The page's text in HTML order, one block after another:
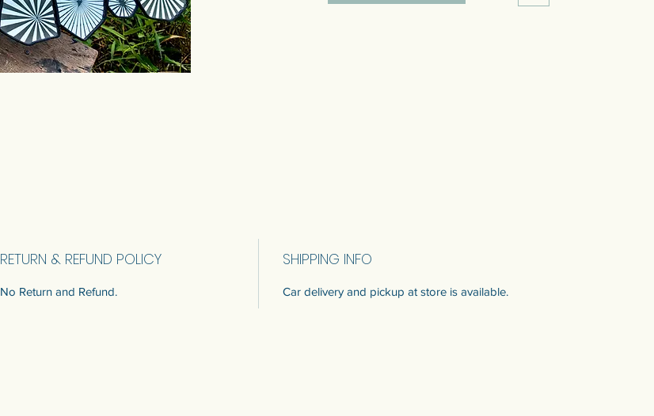
สามารถปรับแต่งขนาดได้ พูดคุยกับเราเพื่อ
RETURN & REFUND POLICY
No Return and Refund.
SHIPPING INFO
Car delivery and pickup at store is available.